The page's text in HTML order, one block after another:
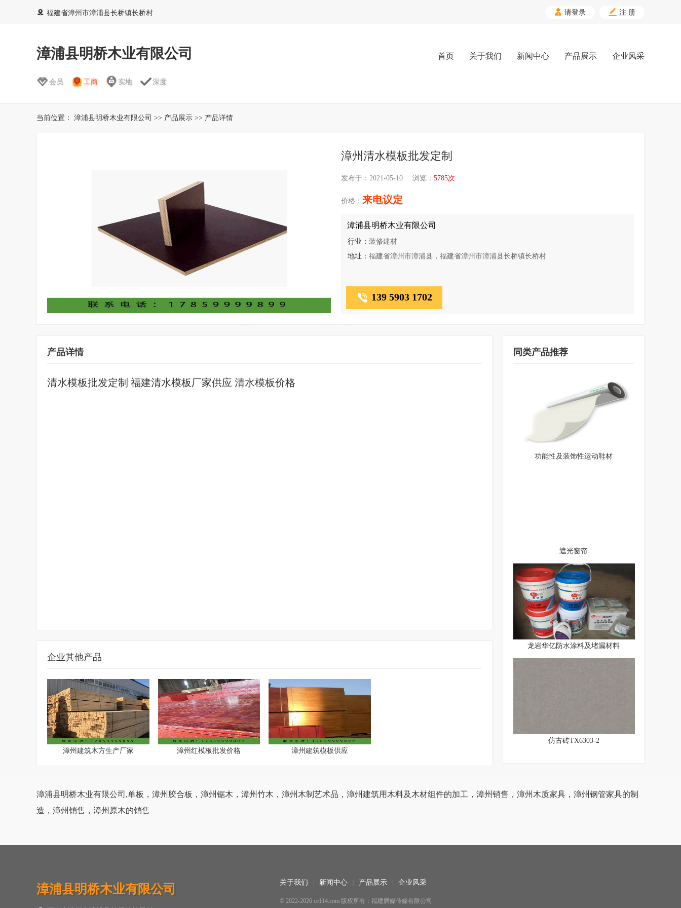
福建省漳州市漳浦县长桥镇长桥村  请登录  注 册
漳浦县明桥木业有限公司
会员 工商 实地 深度
首页 关于我们 新闻中心 产品展示 企业风采
当前位置： 漳浦县明桥木业有限公司 >> 产品展示 >> 产品详情
漳州清水模板批发定制
发布于：2021-05-10 浏览： 5785次
来电议定
漳浦县明桥木业有限公司
行业： 装修建材
地址： 福建省漳州市漳浦县，福建省漳州市漳浦县长桥镇长桥村
139 5903 1702
产品详情
清水模板批发定制 福建清水模板厂家供应 清水模板价格
企业其他产品
漳州建筑木方生产厂家 漳州红模板批发价格 漳州建筑模板供应
同类产品推荐
功能性及装饰性运动鞋材
遮光窗帘
龙岩华亿防水涂料及堵漏材料
仿古砖TX6303-2
漳浦县明桥木业有限公司,单板，漳州胶合板，漳州锯木，漳州竹木，漳州木制艺术品，漳州建筑用木料及木材组件的加工，漳州销售，漳州木质家具，漳州钢管家具的制
造，漳州销售，漳州原木的销售
漳浦县明桥木业有限公司 关于我们 新闻中心 产品展示 企业风采
© 2022-2026 ce114.com 版权所有：福建腾媒传媒有限公司